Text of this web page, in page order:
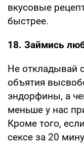
вкусовые
быстрее.
18. Займись
Не откладывай
объятия
эндорфины, а
меньше у нас
Кроме того,
сексе за 20